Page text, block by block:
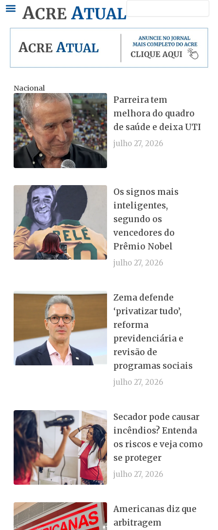
conteúdo
Nacional
Parreira tem
melhora do quadro
de saúde e deixa UTI
julho 27, 2026
Os signos mais
inteligentes,
segundo os
vencedores do
Prêmio Nobel
julho 27, 2026
Zema defende
‘privatizar tudo’,
reforma
previdenciária e
revisão de
programas sociais
julho 27, 2026
Secador pode causar
incêndios? Entenda
os riscos e veja como
se proteger
julho 27, 2026
Americanas diz que
arbitragem